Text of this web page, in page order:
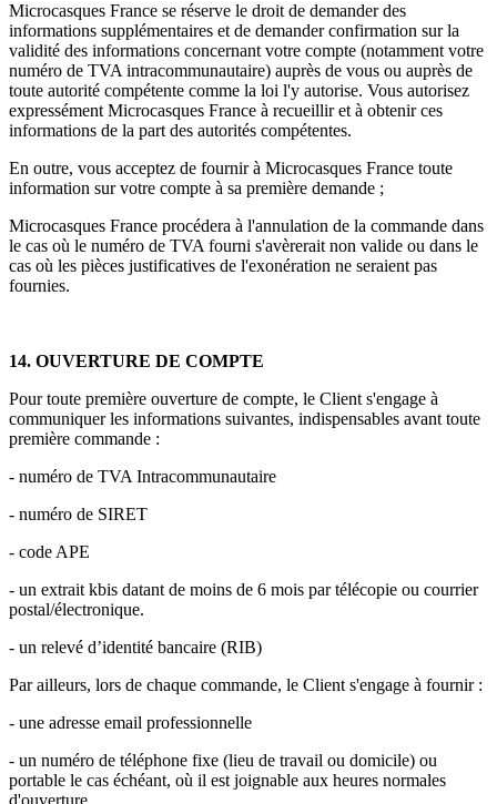
Microcasques France se réserve le droit de demander des
informations supplémentaires et de demander confirmation sur la
validité des informations concernant votre compte (notamment votre
numéro de TVA intracommunautaire) auprès de vous ou auprès de
toute autorité compétente comme la loi l'y autorise. Vous autorisez
expressément Microcasques France à recueillir et à obtenir ces
informations de la part des autorités compétentes.
En outre, vous acceptez de fournir à Microcasques France toute
information sur votre compte à sa première demande ;
Microcasques France procédera à l'annulation de la commande dans
le cas où le numéro de TVA fourni s'avèrerait non valide ou dans le
cas où les pièces justificatives de l'exonération ne seraient pas
fournies.
14. OUVERTURE DE COMPTE
Pour toute première ouverture de compte, le Client s'engage à
communiquer les informations suivantes, indispensables avant toute
première commande :
- numéro de TVA Intracommunautaire
- numéro de SIRET
- code APE
- un extrait kbis datant de moins de 6 mois par télécopie ou courrier
postal/électronique.
- un relevé d’identité bancaire (RIB)
Par ailleurs, lors de chaque commande, le Client s'engage à fournir :
- une adresse email professionnelle
- un numéro de téléphone fixe (lieu de travail ou domicile) ou
portable le cas échéant, où il est joignable aux heures normales
d'ouverture